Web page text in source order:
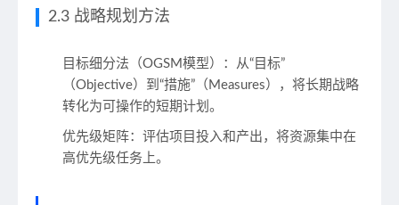
2.3 战略规划方法
目标细分法（OGSM模型）
：从“目标”
（Objective）到“措施”（Measures），将长期战略
转化为可操作的短期计划。
优先级矩阵：评估项目投入和产出，将资源集中在
高优先级任务上。